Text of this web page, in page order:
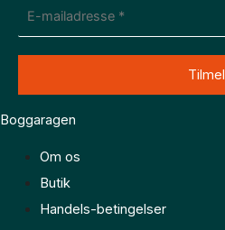
Boggaragen
Om os
Butik
Handels-betingelser